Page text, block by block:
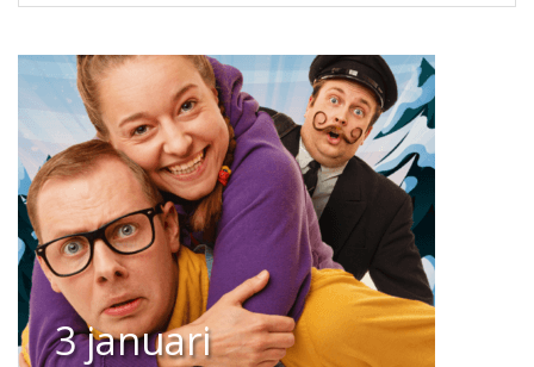
3 januari